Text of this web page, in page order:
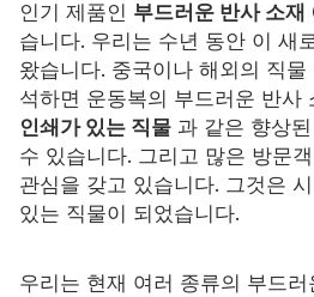
안전복
어둠 속에서 빛나는 소재
산업용 세척 트림
CHINASTARS 정보
새로운 제품
인기 제품인 부드러운 반사 소재
습니다. 우리는 수년 동안 이 새
왔습니다. 중국이나 해외의 직
석하면 운동복의 부드러운 반사
인쇄가 있는 직물 과 같은 향상
수 있습니다. 그리고 많은 방문
관심을 갖고 있습니다. 그것은
있는 직물이 되었습니다.
우리는 현재 여러 종류의 부드